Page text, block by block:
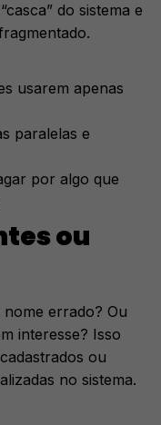
do sistema e
usarem apenas
paralelas e
por algo que
ou
errado? Ou
interesse? Isso
ou
no sistema.